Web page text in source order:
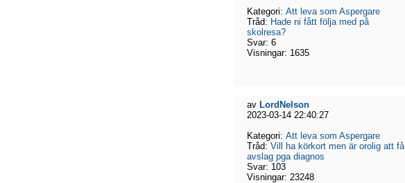
Kategori: Att leva som Aspergare
Tråd: Hade ni fått följa med på
skolresa?
Svar: 6
Visningar: 1635
av LordNelson
2023-03-14 22:40:27
Kategori: Att leva som Aspergare
Tråd: Vill ha körkort men är orolig att få
avslag pga diagnos
Svar: 103
Visningar: 23248